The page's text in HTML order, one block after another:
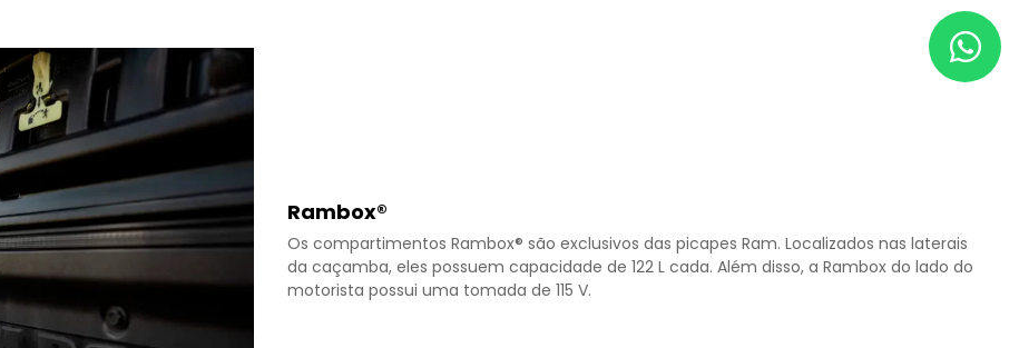
Rambox®
Os compartimentos Rambox® são exclusivos das picapes Ram. Localizados nas laterais
da caçamba, eles possuem capacidade de 122 L cada. Além disso, a Rambox do lado do
motorista possui uma tomada de 115 V.